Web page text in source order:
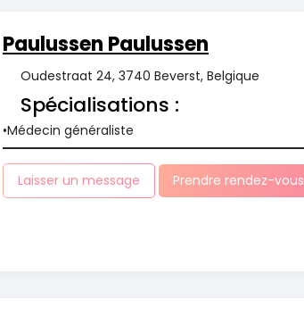
Paulussen Paulussen
Oudestraat 24, 3740 Beverst, Belgique
Spécialisations :
Médecin généraliste
Laisser un message Prendre rendez-vous